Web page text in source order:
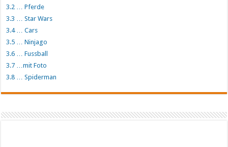
3.2 … Pferde
3.3 … Star Wars
3.4… Cars
3.5 … Ninjago
3.6 … Fussball
3.7 …mit Foto
3.8 … Spiderman